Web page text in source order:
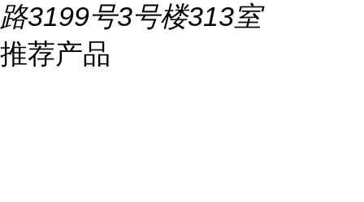
路3199号3号楼313室
推荐产品